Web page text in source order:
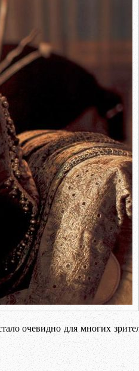
очевидно для многих